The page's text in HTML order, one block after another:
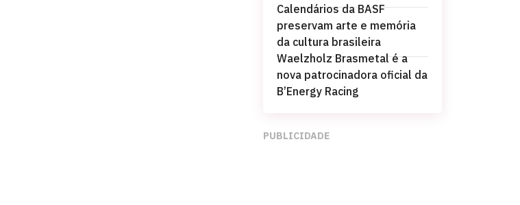
Calendários da BASF
preservam arte e memória
da cultura brasileira
Waelzholz Brasmetal é a
nova patrocinadora oficial da
B’Energy Racing
PUBLICIDADE